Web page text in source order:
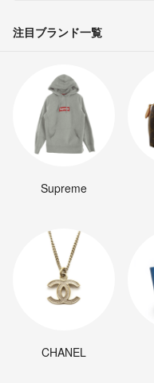
注目ブランド一覧
Supreme
CHANEL